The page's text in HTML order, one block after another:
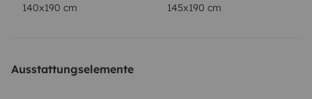
140x190 cm
145x190 cm
Ausstattungselemente